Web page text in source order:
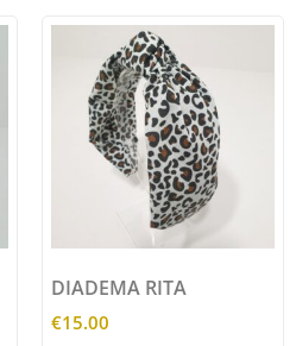
DIADEMA RITA
€15.00